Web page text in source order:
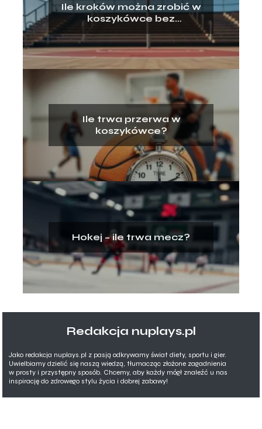
Ile kroków można zrobić w
koszykówce bez
Ile trwa przerwa w
koszykówce?
Hokej – ile trwa mecz?
Redakcja nuplays.pl
Jako redakcja nuplays.pl z pasją odkrywamy świat diety, sportu i gier.
Uwielbiamy dzielić się naszą wiedzą, tłumacząc złożone zagadnienia
w prosty i przystępny sposób. Chcemy, aby każdy mógł znaleźć u nas
inspirację do zdrowego stylu życia i dobrej zabawy!